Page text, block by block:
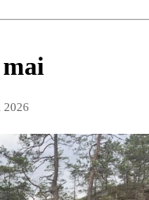
2026